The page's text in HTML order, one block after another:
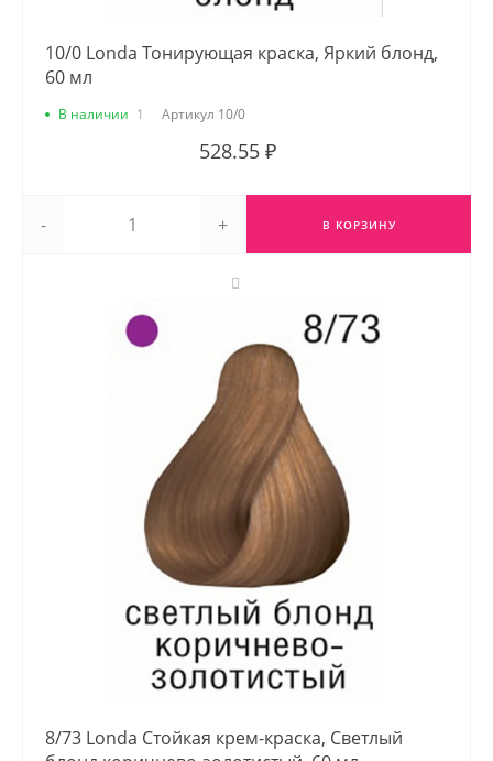
10/0 Londa Тонирующая краска, Яркий блонд,
60 мл
В наличии 1 Артикул 10/0
528.55 ₽
- + В КОРЗИНУ
8/73 Londa Стойкая крем-краска, Светлый